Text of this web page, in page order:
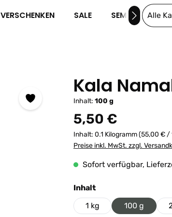
VERSCHENKEN SALE SEMINAREAlle
Kala
Inhalt: 100 g
Regulärer Preis:
5,50 €
Inhalt: 0.1 Kilogramm(55,00 € /
Preise inkl. MwSt. zzgl.
Sofort verfügbar,
Inhaltauswählen
1 kg
100 g